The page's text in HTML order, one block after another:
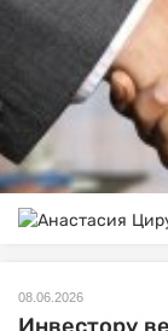
08.06.2026
Инвестору